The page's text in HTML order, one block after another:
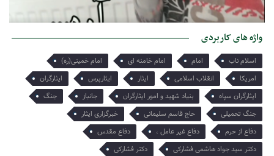
پناه تنهایی در روزهای تبعید
میبینی و از دلتنگی هایش آگاهی…
واژه های کاربردی
اسلام ناب امام امام خامنه ای
امام خمینی(ره)
امریکا
انقلاب اسلامی ایثار ایثارپرس
ایثارگران
ایثارگران سپاه
بنیاد شهید و امور ایثارگران جانباز
جنگ
جنگ تحمیلی
حاج قاسم سلیمانی
خبرگزاری ایثار
دفاع از حرم
دفاع غیر عامل ،
دفاع مقدس
دکتر سید جواد هاشمی فشارکی
دکتر فشارکی